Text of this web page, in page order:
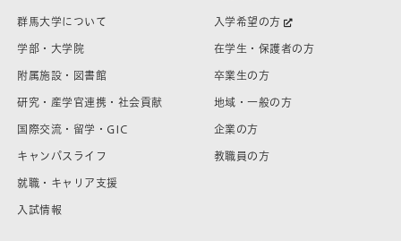
群馬大学について
学部・大学院
附属施設・図書館
研究・産学官連携・社会貢献
国際交流・留学・GIC
キャンパスライフ
就職・キャリア支援
入試情報
入学希望の方
在学生・保護者の方
卒業生の方
地域・一般の方
企業の方
教職員の方